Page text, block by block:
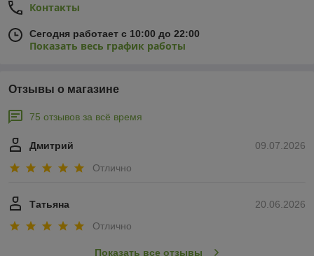
Контакты
Сегодня работает с 10:00 до 22:00
Показать весь график работы
Отзывы о магазине
75 отзывов за всё время
09.07.2026
Дмитрий
Отлично
20.06.2026
Татьяна
Отлично
Показать все отзывы